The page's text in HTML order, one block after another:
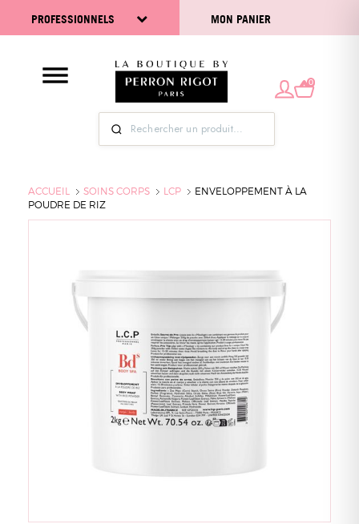
PROFESSIONNELS MON PANIER
0
ACCUEIL SOINS CORPS LCP
ENVELOPPEMENT À LA
POUDRE DE RIZ